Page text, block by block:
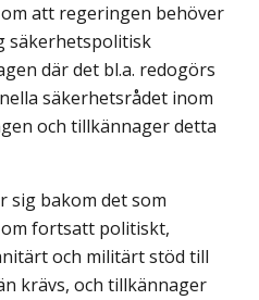
att regeringen behöver
säkerhetspolitisk
där det bl.a. redogörs
säkerhetsrådet inom
och tillkännager detta
sig bakom det som
fortsatt politiskt,
och militärt stöd till
krävs, och tillkännager